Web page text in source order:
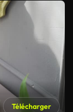
Télécharger